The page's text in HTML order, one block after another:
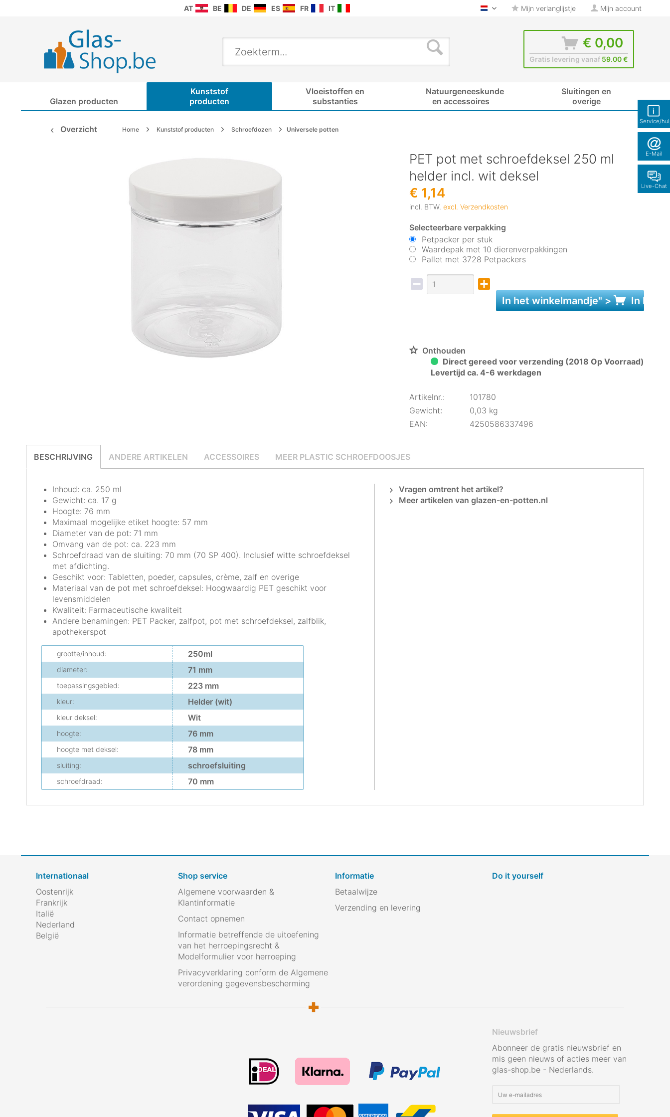
Service/
E-Mail
Live-Chat
AT BE DE ES FR IT glas-shop.be - Nederlands
Mijn verlanglijstje Mijn account
€ 0,00
Gratis levering vanaf 59.00 €
Glazen producten
Kunststof
producten
Vloeistoffen en
substanties
Natuurgeneeskunde
en accessoires
Sluitingen en
overige
Overzicht Home Kunststof producten Schroefdozen Universele potten
PET pot met schroefdeksel 250 ml
helder incl. wit deksel
€ 1,14
incl. BTW. excl. Verzendkosten
Selecteerbare verpakking
Petpacker per stuk
Waardepak met 10 dierenverpakkingen
Pallet met 3728 Petpackers
In hetwinkelmandje" > In het
Onthouden
Direct gereed voor verzending (2018 Op Voorraad)
Levertijd ca. 4-6 werkdagen
Artikelnr.:
101780
Gewicht:
0,03 kg
EAN:
4250586337496
BESCHRIJVING ANDERE ARTIKELEN ACCESSOIRES MEER PLASTIC SCHROEFDOOSJES
Inhoud: ca. 250 ml
Gewicht: ca. 17 g
Hoogte: 76 mm
Maximaal mogelijke etiket hoogte: 57 mm
Diameter van de pot: 71 mm
Omvang van de pot: ca. 223 mm
Schroefdraad van de sluiting: 70 mm (70 SP 400). Inclusief witte schroefdeksel
met afdichting.
Geschikt voor: Tabletten, poeder, capsules, crème, zalf en overige
Materiaal van de pot met schroefdeksel: Hoogwaardig PET geschikt voor
levensmiddelen
Kwaliteit: Farmaceutische kwaliteit
Andere benamingen: PET Packer, zalfpot, pot met schroefdeksel, zalfblik,
apothekerspot
grootte/inhoud: 250ml
diameter: 71 mm
toepassingsgebied: 223 mm
kleur: Helder (wit)
kleur deksel: Wit
hoogte: 76 mm
hoogte met deksel: 78 mm
sluiting: schroefsluiting
schroefdraad: 70 mm
Vragen omtrent het artikel?
Meer artikelen van glazen-en-potten.nl
Internationaal
Oostenrijk
Frankrijk
Italië
Nederland
België
Shop service
Algemene voorwaarden &
Klantinformatie
Contact opnemen
Informatie betreffende de uitoefening
van het herroepingsrecht &
Modelformulier voor herroeping
Privacyverklaring conform de Algemene
verordening gegevensbescherming
Informatie
Betaalwijze
Verzending en levering
Do it yourself
Nieuwsbrief
Abonneer de gratis nieuwsbrief en
mis geen nieuws of acties meer van
glas-shop.be - Nederlands.